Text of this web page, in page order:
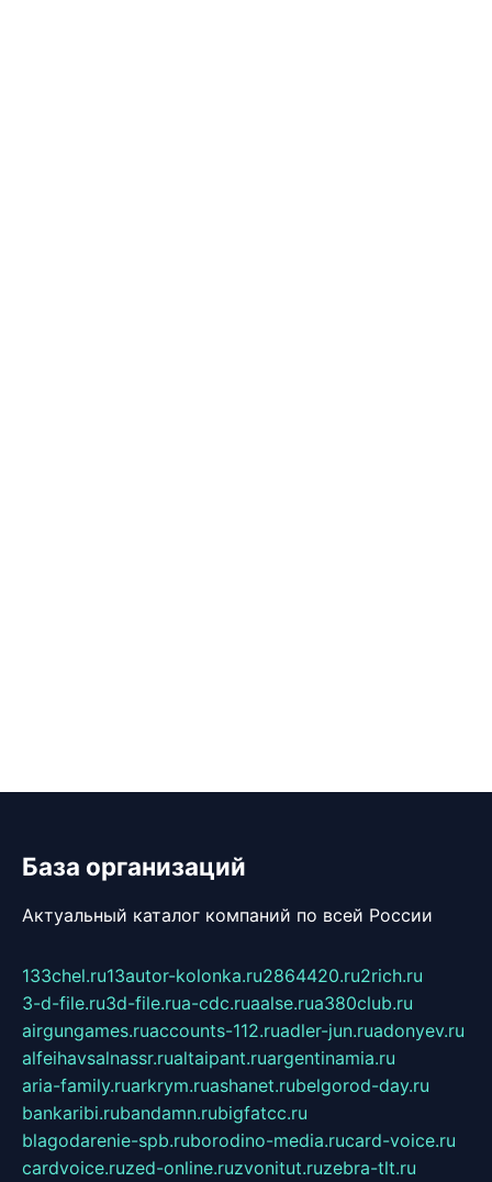
База организаций
Актуальный каталог компаний по всей России
133chel.ru13autor-kolonka.ru2864420.ru2rich.ru
3-d-file.ru3d-file.rua-cdc.ruaalse.rua380club.ru
airgungames.ruaccounts-112.ruadler-jun.ruadonyev.ru
alfeihavsalnassr.rualtaipant.ruargentinamia.ru
aria-family.ruarkrym.ruashanet.rubelgorod-day.ru
bankaribi.rubandamn.rubigfatcc.ru
blagodarenie-spb.ruborodino-media.rucard-voice.ru
cardvoice.ruzed-online.ruzvonitut.ruzebra-tlt.ru